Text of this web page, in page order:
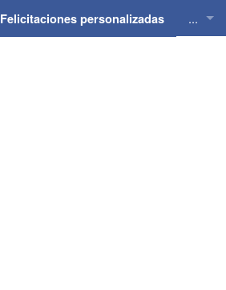
Felicitaciones personalizadas ...